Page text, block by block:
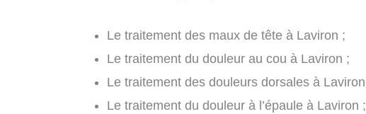
Le traitement des maux de tête à Laviron ;
Le traitement du douleur au cou à Laviron ;
Le traitement des douleurs dorsales à
Le traitement du douleur à l’épaule à Laviron ;